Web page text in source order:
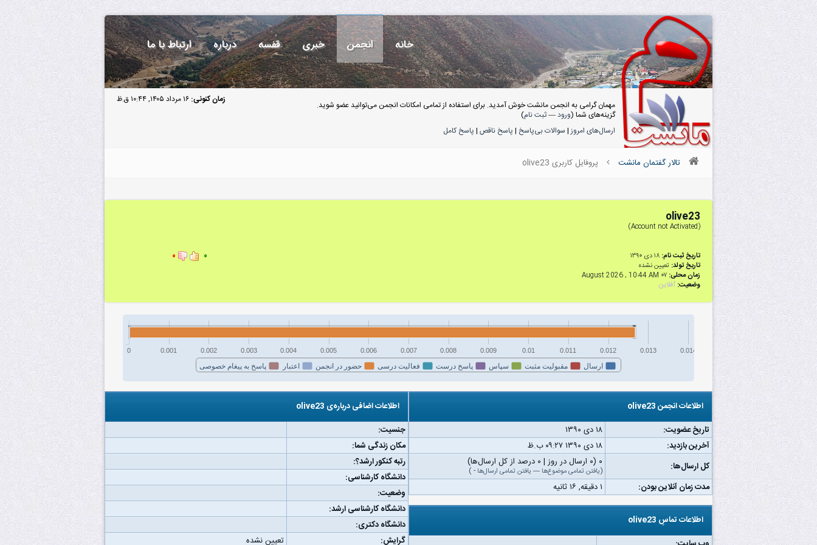
خانه انجمن خبری قفسه درباره ارتباط با ما
زمان کنونی: ۱۶ مرداد ۱۴۰۵, ۱۰:۴۴ ق.ظ
مهمان گرامی به انجمن مانشت خوش آمدید. برای استفاده از تمامی امکانات انجمن می‌توانید عضو شوید.
گزینه‌های شما (ورود—ثبت نام)
ارسال‌های امروز| سوالات بی‌پاسخ | پاسخ ناقص | پاسخ کامل
تالار گفتمان مانشت پروفایل کاربری olive23
olive23
(Account not Activated)
تاریخ ثبت نام: ۱۸ دى ۱۳۹۰
تاریخ تولد: تعیین نشده
زمان محلی: ۰۷ August 2026 , 10:44 AM
وضعیت: آفلاین
۰ ۰
ارسال مقبولیت مثبت سپاس پاسخ درست فعالیت درسی حضور در انجمن اعتبار پاسخ به پیغام خصوصی
0 0.001 0.002 0.003 0.004 0.005 0.006 0.007 0.008 0.009 0.01 0.011 0.012 0.013 0.014
اطلاعات انجمن olive23
تاریخ عضویت:
۱۸ دى ۱۳۹۰
آخرین بازدید:
۱۸ دى ۱۳۹۰ ۰۹:۲۷ ب.ظ
کل ارسال‌ها:
۰ (۰ ارسال در روز | ۰ درصد از کل ارسال‌ها)
(یافتن تمامی موضوع‌ها — یافتن تمامی ارسال‌ها -
)
مدت زمان آنلاین بودن: ۱ دقیقه, ۱۶ ثانیه
اطلاعات تماسِ olive23
اطلاعات اضافی درباره‌ی olive23
جنسیت:
مکان زندگی شما:
رتبه کنکور ارشد؟:
دانشگاه کارشناسی:
وضعیت:
دانشگاه کارشناسی ارشد:
دانشگاه دکتری:
گرایش:
تعیین نشده